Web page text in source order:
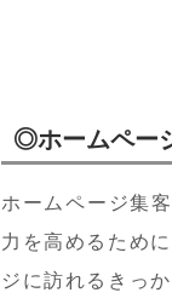
◎ホームペー
ホームページ集
力を高めるため
ジに訪れるきっ